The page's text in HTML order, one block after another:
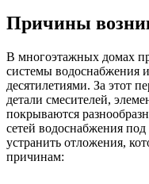
Причины
В многоэтажных домах
системы водоснабжения
десятилетиями. За этот
детали смесителей,
покрываются
сетей водоснабжения
устранить отложения,
причинам: